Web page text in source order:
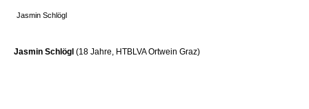
Jasmin Schlögl
Jasmin Schlögl (18 Jahre, HTBLVA Ortwein Graz)